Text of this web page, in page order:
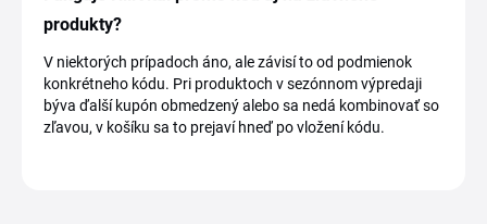
produkty?
V niektorých prípadoch áno, ale závisí to od podmienok
konkrétneho kódu. Pri produktoch v sezónnom výpredaji
býva ďalší kupón obmedzený alebo sa nedá kombinovať so
zľavou, v košíku sa to prejaví hneď po vložení kódu.